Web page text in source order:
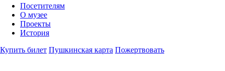
Посетителям
О музее
Проекты
История
Купить билет Пушкинская карта Пожертвовать